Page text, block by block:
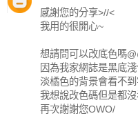
感謝您的分享>//<
我用的很開心~
想請問可以改底色嗎
因為我家網誌是黑底
淡橘色的背景會看不
我想說改色碼但是都
再次謝謝您OWO/